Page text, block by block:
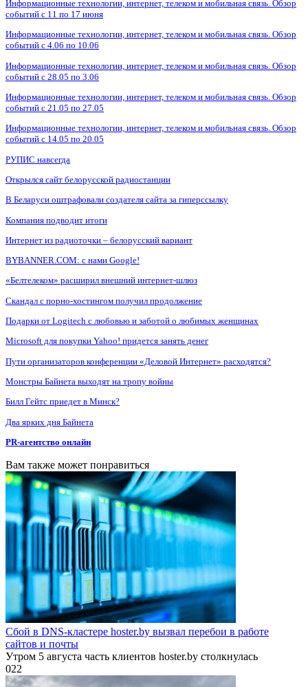
Информационные технологии, интернет, телеком и мобильная связь. Обзор
событий с 11 по 17 июня
Информационные технологии, интернет, телеком и мобильная связь. Обзор
событий с 4.06 по 10.06
Информационные технологии, интернет, телеком и мобильная связь. Обзор
событий с 28.05 по 3.06
Информационные технологии, интернет, телеком и мобильная связь. Обзор
событий с 21.05 по 27.05
Информационные технологии, интернет, телеком и мобильная связь. Обзор
событий с 14.05 по 20.05
РУПИС навсегда
Открылся сайт белорусской радиостанции
В Беларуси оштрафовали создателя сайта за гиперссылку
Компания подводит итоги
Интернет из радиоточки – белорусский вариант
BYBANNER.COM: c нами Google!
«Белтелеком» расширил внешний интернет-шлюз
Скандал с порно-хостингом получил продолжение
Подарки от Logitech с любовью и заботой о любимых женщинах
Microsoft для покупки Yahoo! придется занять денег
Пути организаторов конференции «Деловой Интернет» расходятся?
Монстры Байнета выходят на тропу войны
Билл Гейтс приедет в Минск?
Два ярких дня Байнета
PR-агентство онлайн
Вам также может понравиться
Сбой в DNS-кластере hoster.by вызвал перебои в работе
сайтов и почты
Утром 5 августа часть клиентов hoster.by столкнулась
022